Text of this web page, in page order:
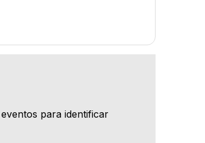
para identificar